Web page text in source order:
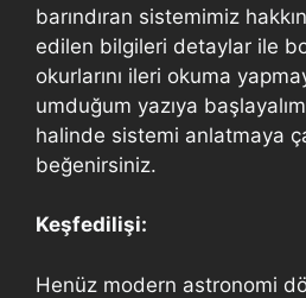
barındıran sistemimiz
edilen bilgileri detaylar ile
okurlarını ileri okuma
umduğum yazıya
halinde sistemi anlatmaya
beğenirsiniz.
Keşfedilişi:
Henüz modern astronomi